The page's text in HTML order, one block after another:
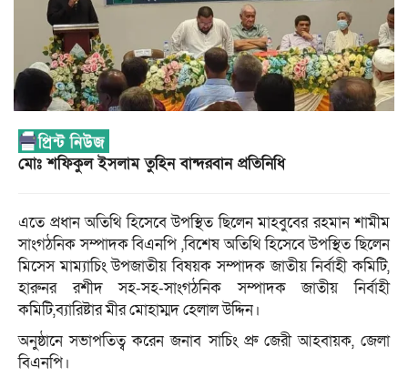
মোঃ শফিকুল ইসলাম তুহিন বান্দরবান প্রতিনিধি
এতে প্রধান অতিথি হিসেবে উপস্থিত ছিলেন মাহবুবের রহমান শামীম
সাংগঠনিক সম্পাদক বিএনপি ,বিশেষ অতিথি হিসেবে উপস্থিত ছিলেন
মিসেস মাম্যাচিং উপজাতীয় বিষয়ক সম্পাদক জাতীয় নির্বাহী কমিটি,
হারুনর রশীদ সহ-সহ-সাংগঠনিক সম্পাদক জাতীয় নির্বাহী
কমিটি,ব্যারিষ্টার মীর মোহাম্মদ হেলাল উদ্দিন।
অনুষ্ঠানে সভাপতিত্ব করেন জনাব সাচিং প্রু জেরী আহবায়ক, জেলা
বিএনপি।